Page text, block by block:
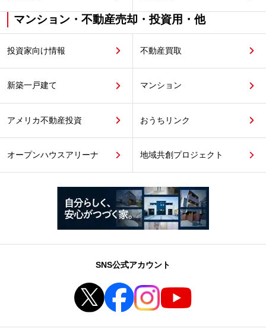
マンション・不動産売却・投資用・他
投資家向け情報 不動産買取
新築一戸建て マンション
アメリカ不動産投資 おうちリンク
オープンハウスアリーナ 地域共創プロジェクト
SNS公式アカウント